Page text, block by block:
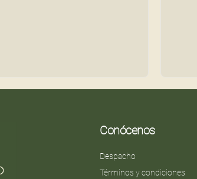
Conócenos
Despacho
Términos y condiciones